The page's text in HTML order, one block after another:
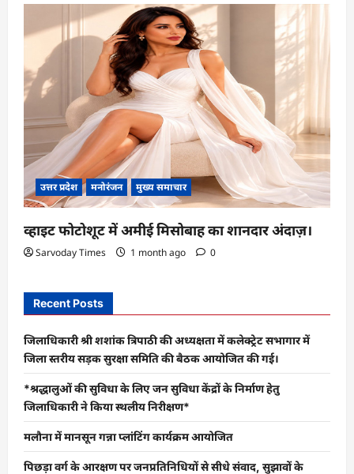
उत्तर प्रदेश मनोरंजन मुख्य समाचार
व्हाइट फोटोशूट में अमीई मिसोबाह का शानदार अंदाज़।
Sarvoday Times 1 month ago 0
Recent Posts
जिलाधिकारी श्री शशांक त्रिपाठी की अध्यक्षता में कलेक्ट्रेट सभागार में
जिला स्तरीय सड़क सुरक्षा समिति की बैठक आयोजित की गई।
*श्रद्धालुओं की सुविधा के लिए जन सुविधा केंद्रों के निर्माण हेतु
जिलाधिकारी ने किया स्थलीय निरीक्षण*
मलौना में मानसून गन्ना प्लांटिंग कार्यक्रम आयोजित
पिछड़ा वर्ग के आरक्षण पर जनप्रतिनिधियों से सीधे संवाद, सुझावों के